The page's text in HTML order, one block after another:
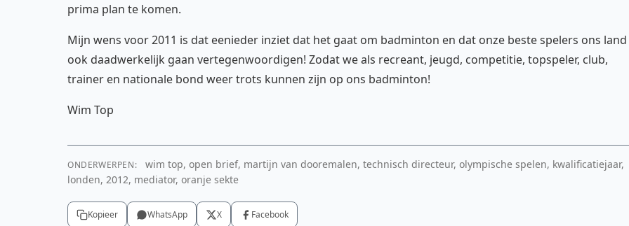
prima plan te komen.
Mijn wens voor 2011 is dat eenieder inziet dat het gaat om badminton en dat onze beste spelers ons land
ook daadwerkelijk gaan vertegenwoordigen! Zodat we als recreant, jeugd, competitie, topspeler, club,
trainer en nationale bond weer trots kunnen zijn op ons badminton!
Wim Top
ONDERWERPEN:
wim top, open brief, martijn van dooremalen, technisch directeur, olympische spelen, kwalificatiejaar,
londen, 2012, mediator, oranje sekte
Kopieer WhatsApp X Facebook